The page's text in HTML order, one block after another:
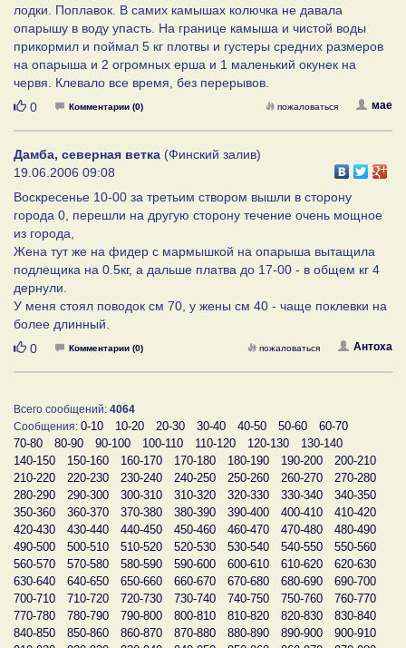
лодки. Поплавок. В самих камышах колючка не давала
опарышу в воду упасть. На границе камыша и чистой воды
прикормил и поймал 5 кг плотвы и густеры средних размеров
на опарыша и 2 огромных ерша и 1 маленький окунек на
червя. Клевало все время, без перерывов.
Нравится
0 Комментарии (0) мае
пожаловаться
Дамба, северная ветка (Финский залив)
19.06.2006 09:08
Воскресенье 10-00 за третьим створом вышли в сторону
города 0, перешли на другую сторону течение очень мощное
из города,
Жена тут же на фидер с мармышкой на опарыша вытащила
подлещика на 0.5кг, а дальше платва до 17-00 - в общем кг 4
дернули.
У меня стоял поводок см 70, у жены см 40 - чаще поклевки на
более длинный.
Нравится
0 Комментарии (0) Антоха
пожаловаться
Всего сообщений: 4064
Сообщения: 0-10 10-20 20-30 30-40 40-50 50-60
60-70
70-80
80-90 90-100 100-110 110-120 120-130
130-140
140-150
150-160 160-170 170-180 180-190 190-200
200-210
210-220
220-230 230-240 240-250 250-260 260-270
270-280
280-290
290-300 300-310 310-320 320-330 330-340
340-350
350-360
360-370 370-380 380-390 390-400 400-410
410-420
420-430
430-440 440-450 450-460 460-470 470-480
480-490
490-500
500-510 510-520 520-530 530-540 540-550
550-560
560-570
570-580 580-590 590-600 600-610 610-620
620-630
630-640
640-650 650-660 660-670 670-680 680-690
690-700
700-710
710-720 720-730 730-740 740-750 750-760
760-770
770-780
780-790 790-800 800-810 810-820 820-830
830-840
840-850
850-860 860-870 870-880 880-890 890-900
900-910